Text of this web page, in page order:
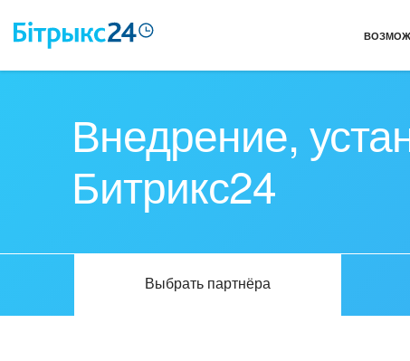
Внедрение,
Битрикс24
Выбрать партнёра